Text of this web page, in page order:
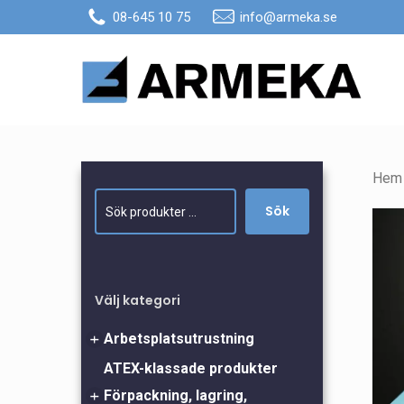
to
08-645 10 75 info@armeka.se
Sök
Välj kategori
Arbetsplatsutrustning
Arbetsbord
Bordsmattor
ATEX-klassade produkter
Förpackning, lagring,
Hem